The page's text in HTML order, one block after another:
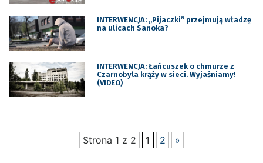
INTERWENCJA: „Pijaczki” przejmują władzę
na ulicach Sanoka?
INTERWENCJA: Łańcuszek o chmurze z
Czarnobyla krąży w sieci. Wyjaśniamy!
(VIDEO)
Strona 1 z 2 1 2 »